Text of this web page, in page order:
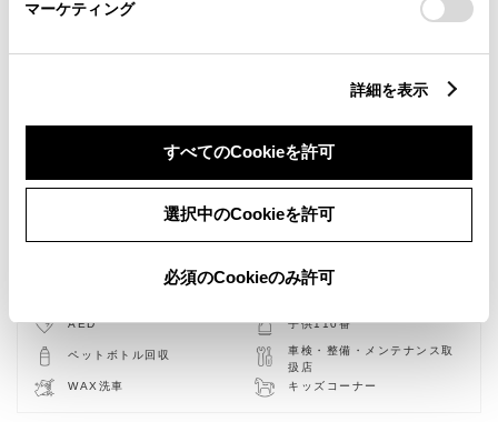
マーケティング
詳細を表示
すべてのCookieを許可
選択中のCookieを許可
必須のCookieのみ許可
サービス 軽自動車
フリードリンク
AED 子供110番
ペットボトル回収
車検・整備・メンテナンス取
扱店
WAX洗車
キッズコーナー